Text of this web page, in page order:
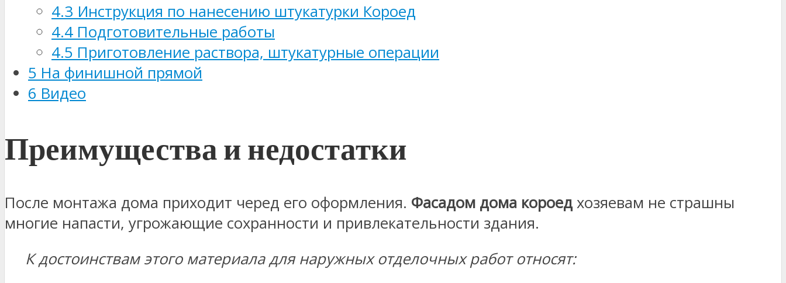
4.3 Инструкция по нанесению штукатурки Короед
4.4 Подготовительные работы
4.5 Приготовление раствора, штукатурные операции
5 На финишной прямой
6 Видео
Преимущества и недостатки
После монтажа дома приходит черед его оформления. Фасадом дома короед хозяевам не страшны
многие напасти, угрожающие сохранности и привлекательности здания.
К достоинствам этого материала для наружных отделочных работ относят: